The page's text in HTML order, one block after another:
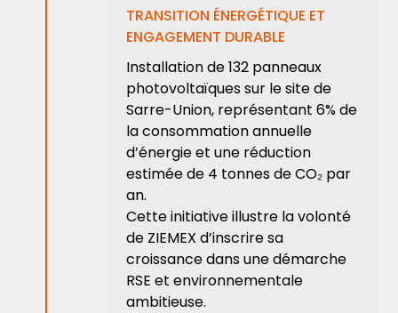
TRANSITION ÉNERGÉTIQUE ET
ENGAGEMENT DURABLE
Installation de 132 panneaux
photovoltaïques sur le site de
Sarre-Union, représentant 6% de
la consommation annuelle
d’énergie et une réduction
estimée de 4 tonnes de CO₂ par
an.
Cette initiative illustre la volonté
de ZIEMEX d’inscrire sa
croissance dans une démarche
RSE et environnementale
ambitieuse.